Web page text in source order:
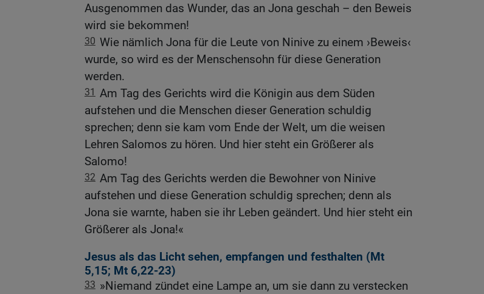
Ausgenommen das Wunder, das an Jona geschah – den Beweis
wird sie bekommen!
30 Wie nämlich Jona für die Leute von Ninive zu einem ›Beweis‹
wurde, so wird es der Menschensohn für diese Generation
werden.
31 Am Tag des Gerichts wird die Königin aus dem Süden
aufstehen und die Menschen dieser Generation schuldig
sprechen; denn sie kam vom Ende der Welt, um die weisen
Lehren Salomos zu hören. Und hier steht ein Größerer als
Salomo!
32 Am Tag des Gerichts werden die Bewohner von Ninive
aufstehen und diese Generation schuldig sprechen; denn als
Jona sie warnte, haben sie ihr Leben geändert. Und hier steht ein
Größerer als Jona!«
Jesus als das Licht sehen, empfangen und festhalten (Mt
5,15; Mt 6,22-23)
33 »Niemand zündet eine Lampe an, um sie dann zu verstecken